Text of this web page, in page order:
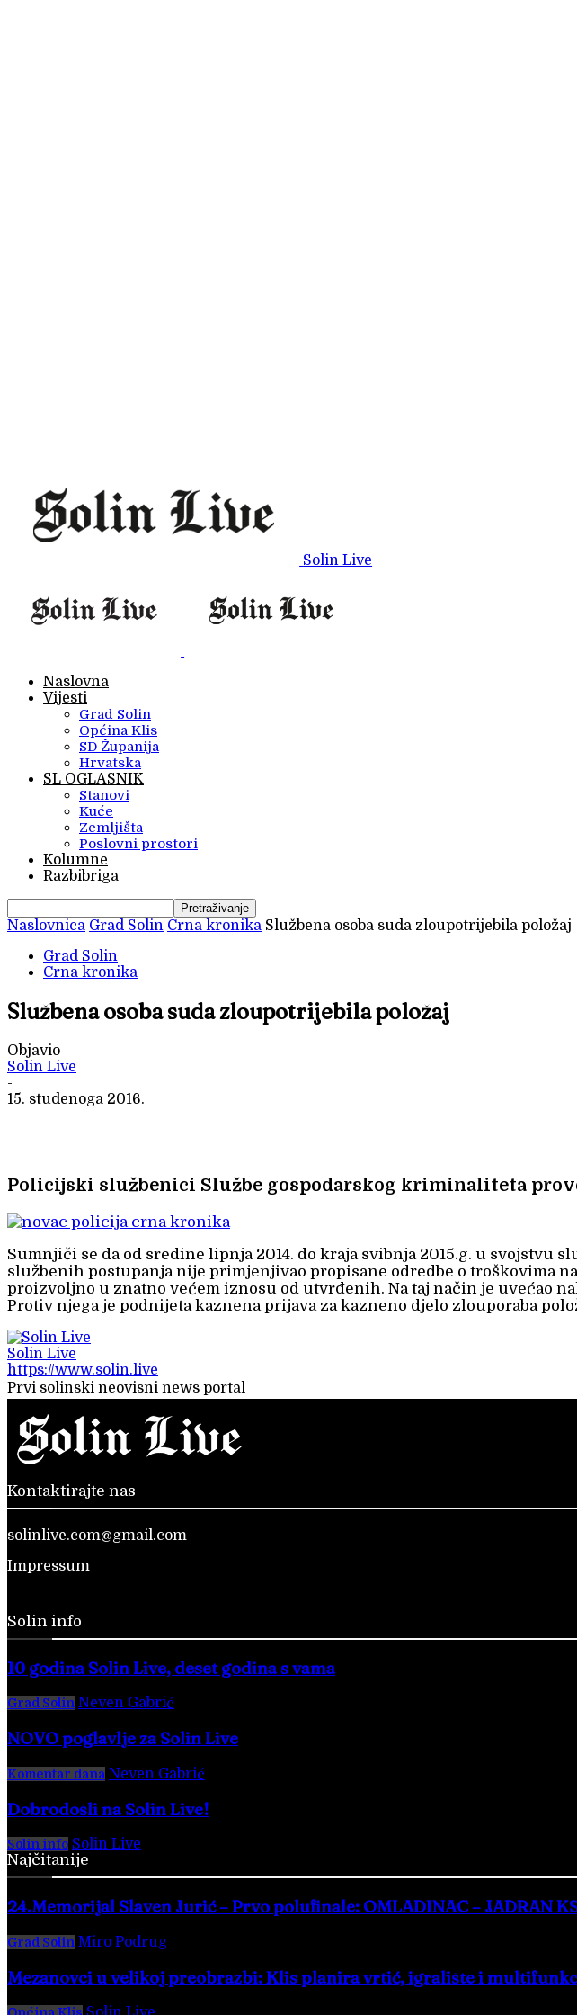
Solin Live
Naslovna
Vijesti
Grad Solin
Općina Klis
SD Županija
Hrvatska
SL OGLASNIK
Stanovi
Kuće
Zemljišta
Poslovni prostori
Kolumne
Razbibriga
Naslovnica Grad Solin Crna kronika Službena osoba suda zloupotrijebila položaj
Grad Solin
Crna kronika
Službena osoba suda zloupotrijebila položaj
Objavio
Solin Live
-
15. studenoga 2016.
Policijski službenici Službe gospodarskog kriminaliteta
Sumnjiči se da od sredine lipnja 2014. do kraja svibnja 2015.g. u
službenih postupanja nije primjenjivao propisane odredbe o troškovima
proizvoljno u znatno većem iznosu od utvrđenih. Na taj način je uvećao
Protiv njega je podnijeta kaznena prijava za kazneno djelo zlouporaba
Solin Live
https://www.solin.live
Prvi solinski neovisni news portal
Kontaktirajte nas
solinlive.com@gmail.com
Impressum
Solin info
10 godina Solin Live, deset godina s vama
Grad Solin Neven Gabrić
NOVO poglavlje za Solin Live
Komentar dana Neven Gabrić
Dobrodošli na Solin Live!
Solin info Solin Live
Najčitanije
24.Memorijal Slaven Jurić – Prvo polufinale: OMLADINAC – JADRAN
Grad Solin Miro Podrug
Mezanovci u velikoj preobrazbi: Klis planira vrtić, igralište i